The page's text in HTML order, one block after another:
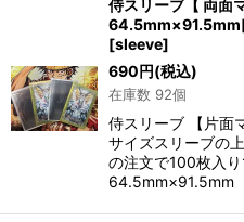
侍スリーブ【 両面
[sleeve]
690円(税込)
在庫数 92個
侍スリーブ 【片面
サイズスリーブの
の注文で100枚入
64.5mm×91.5mm